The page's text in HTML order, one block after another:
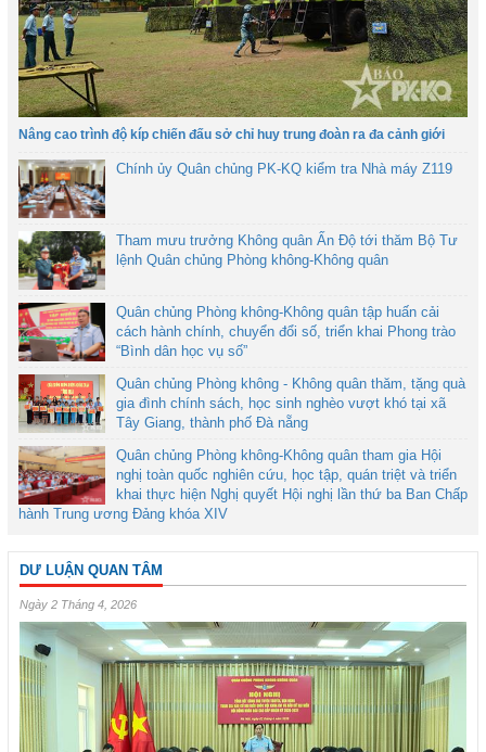
Nâng cao trình độ kíp chiến đấu sở chỉ huy trung đoàn ra đa cảnh giới
Chính ủy Quân chủng PK-KQ kiểm tra Nhà máy Z119
Tham mưu trưởng Không quân Ấn Độ tới thăm Bộ Tư
lệnh Quân chủng Phòng không-Không quân
Quân chủng Phòng không-Không quân tập huấn cải
cách hành chính, chuyển đổi số, triển khai Phong trào
“Bình dân học vụ số”
Quân chủng Phòng không - Không quân thăm, tặng quà
gia đình chính sách, học sinh nghèo vượt khó tại xã
Tây Giang, thành phố Đà nẵng
Quân chủng Phòng không-Không quân tham gia Hội
nghị toàn quốc nghiên cứu, học tập, quán triệt và triển
khai thực hiện Nghị quyết Hội nghị lần thứ ba Ban Chấp
hành Trung ương Đảng khóa XIV
DƯ LUẬN QUAN TÂM
Ngày 2 Tháng 4, 2026